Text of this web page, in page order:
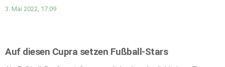
3. Mai 2022, 17:09
Auf diesen Cupra setzen Fußball-Stars